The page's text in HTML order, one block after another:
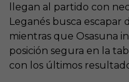
llegan al partido con
Leganés busca escapar
mientras que Osasuna
posición segura en la
con los últimos